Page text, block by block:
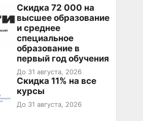
Скидка 72 000 на
высшее образование
и среднее
специальное
образование в
первый год обучения
До 31 августа, 2026
Скидка 11% на все
курсы
До 31 августа, 2026